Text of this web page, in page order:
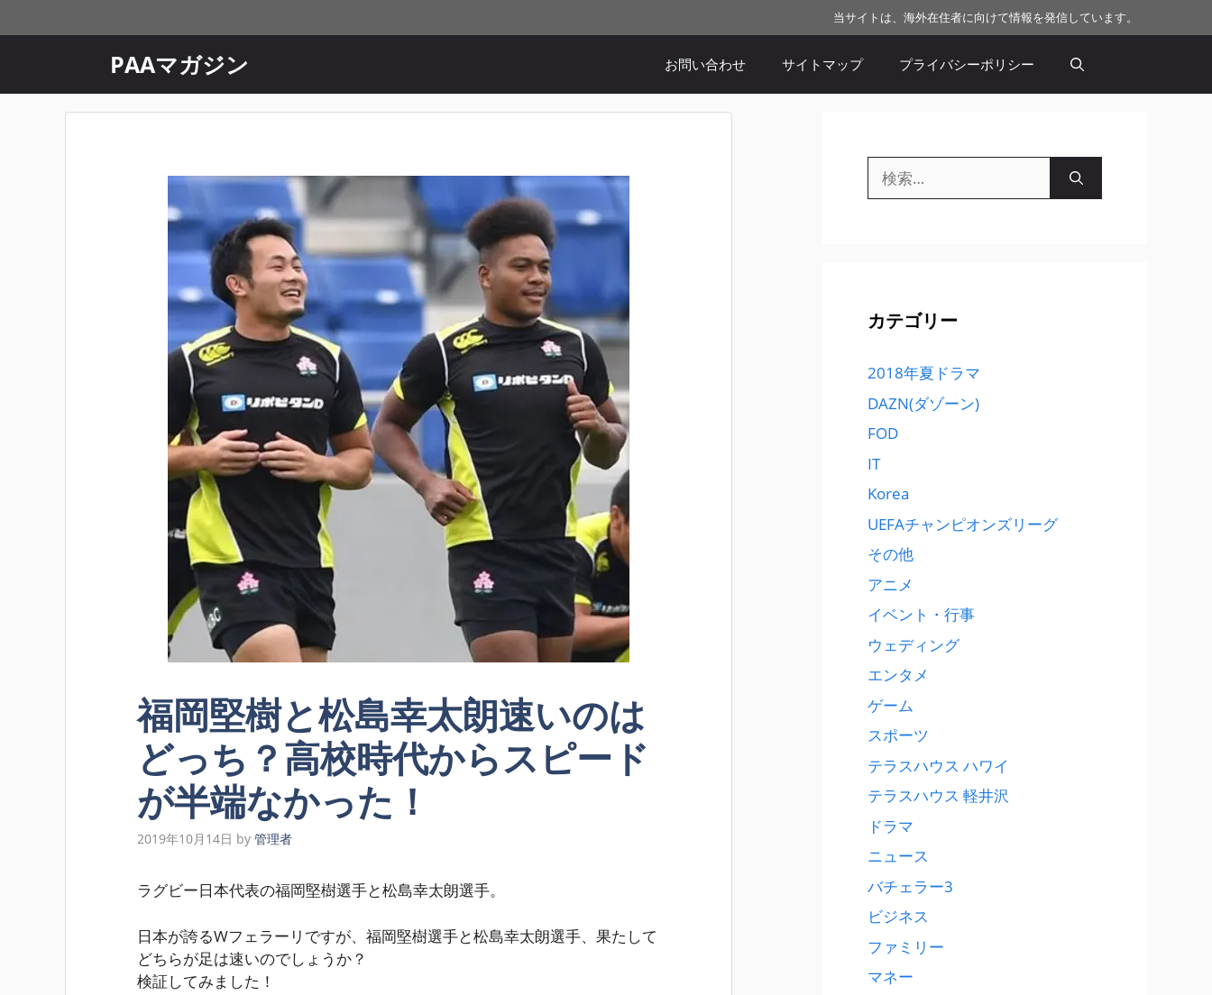
ン
ツ
当サイトは、海外在住者に向けて情報を発信しています。
PAAマガジン お問い合わせ サイトマップ プライバシーポリシー
福岡堅樹と松島幸太朗速いのは
どっち？高校時代からスピード
が半端なかった！
2019年10月14日 by 管理者
ラグビー日本代表の福岡堅樹選手と松島幸太朗選手。
日本が誇るWフェラーリですが、福岡堅樹選手と松島幸太朗選手、果たして
どちらが足は速いのでしょうか？
検証してみました！
索:
カテゴリー
2018年夏ドラマ
DAZN(ダゾーン)
FOD
IT
Korea
UEFAチャンピオンズリーグ
その他
アニメ
イベント・行事
ウェディング
エンタメ
ゲーム
スポーツ
テラスハウス ハワイ
テラスハウス 軽井沢
ドラマ
ニュース
バチェラー3
ビジネス
ファミリー
マネー